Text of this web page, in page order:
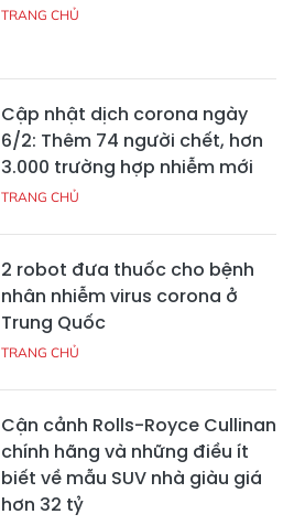
TRANG CHỦ
Cập nhật dịch corona ngày
6/2: Thêm 74 người chết, hơn
3.000 trường hợp nhiễm mới
TRANG CHỦ
2 robot đưa thuốc cho bệnh
nhân nhiễm virus corona ở
Trung Quốc
TRANG CHỦ
Cận cảnh Rolls-Royce Cullinan
chính hãng và những điều ít
biết về mẫu SUV nhà giàu giá
hơn 32 tỷ